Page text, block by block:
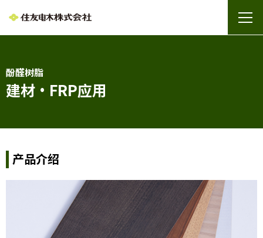
酚醛树脂
建材・FRP应用
产品介绍